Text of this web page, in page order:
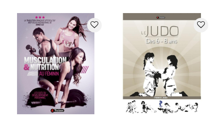
favorite_border favorite_border